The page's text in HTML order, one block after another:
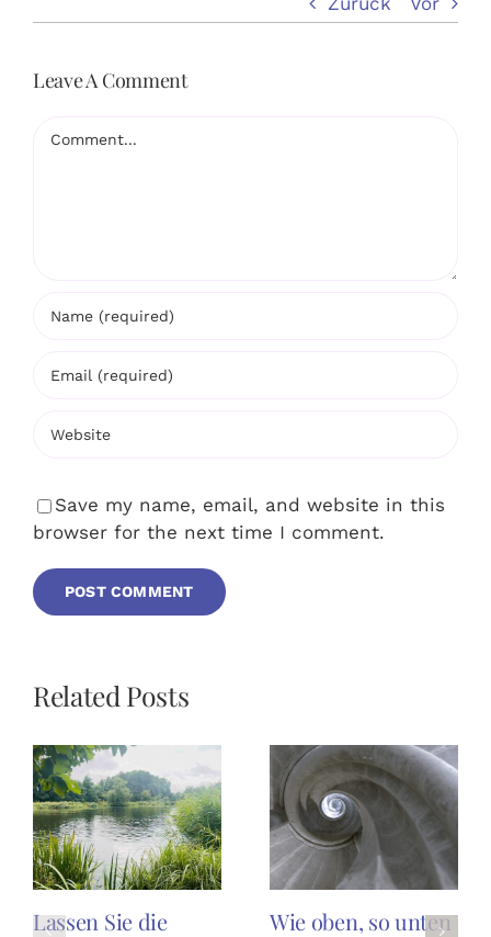
Leave A Comment
Comment
Save my name, email, and website in this
browser for the next time I comment.
Related Posts
Lassen Sie die
Wie oben, so unten